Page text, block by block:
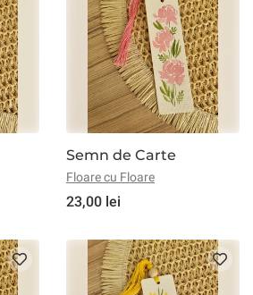
Semn de Carte
Floare cu Floare
23,00 lei